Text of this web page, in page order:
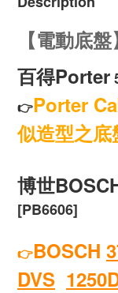
【電動底盤
百得Porter
👉Porter
似造型之底
博世
[PB6606]
👉BOSCH
DVS